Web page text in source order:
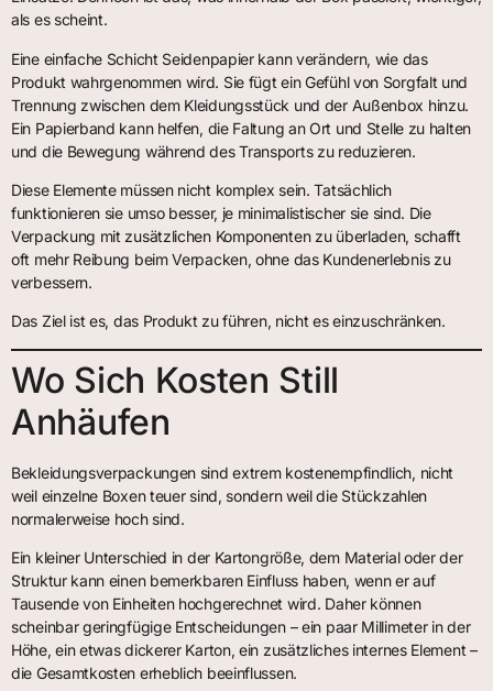
als es scheint.
Eine einfache Schicht Seidenpapier kann verändern, wie das
Produkt wahrgenommen wird. Sie fügt ein Gefühl von Sorgfalt und
Trennung zwischen dem Kleidungsstück und der Außenbox hinzu.
Ein Papierband kann helfen, die Faltung an Ort und Stelle zu halten
und die Bewegung während des Transports zu reduzieren.
Diese Elemente müssen nicht komplex sein. Tatsächlich
funktionieren sie umso besser, je minimalistischer sie sind. Die
Verpackung mit zusätzlichen Komponenten zu überladen, schafft
oft mehr Reibung beim Verpacken, ohne das Kundenerlebnis zu
verbessern.
Das Ziel ist es, das Produkt zu führen, nicht es einzuschränken.
Wo Sich Kosten Still
Anhäufen
Bekleidungsverpackungen sind extrem kostenempfindlich, nicht
weil einzelne Boxen teuer sind, sondern weil die Stückzahlen
normalerweise hoch sind.
Ein kleiner Unterschied in der Kartongröße, dem Material oder der
Struktur kann einen bemerkbaren Einfluss haben, wenn er auf
Tausende von Einheiten hochgerechnet wird. Daher können
scheinbar geringfügige Entscheidungen – ein paar Millimeter in der
Höhe, ein etwas dickerer Karton, ein zusätzliches internes Element –
die Gesamtkosten erheblich beeinflussen.